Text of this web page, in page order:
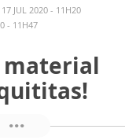
17 JUL 2020 - 11H20
- 11H47
material